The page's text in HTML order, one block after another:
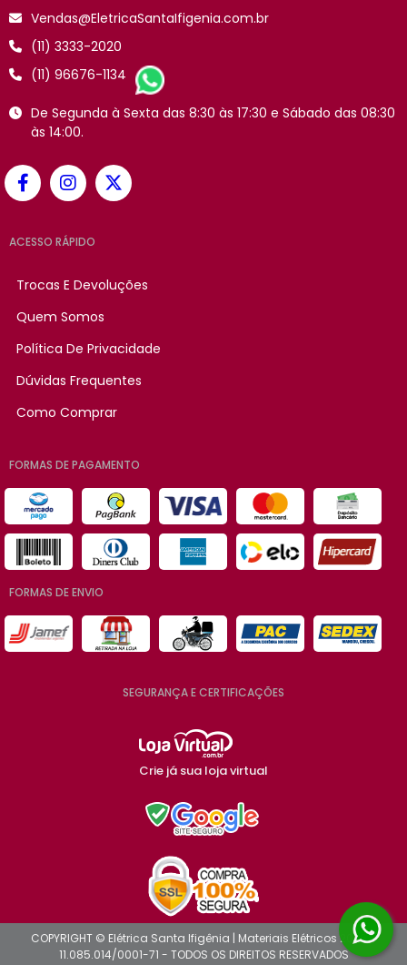
Vendas@EletricaSantaIfigenia.com.br
(11) 3333-2020
(11) 96676-1134
De Segunda à Sexta das 8:30 às 17:30 e Sábado das 08:30
às 14:00.
ACESSO RÁPIDO
Trocas E Devoluções
Quem Somos
Política De Privacidade
Dúvidas Frequentes
Como Comprar
FORMAS DE PAGAMENTO
FORMAS DE ENVIO
SEGURANÇA E CERTIFICAÇÕES
Crie já sua loja virtual
COPYRIGHT © Elétrica Santa Ifigênia | Materiais Elétricos 2026 -
11.085.014/0001-71 - TODOS OS DIREITOS RESERVADOS